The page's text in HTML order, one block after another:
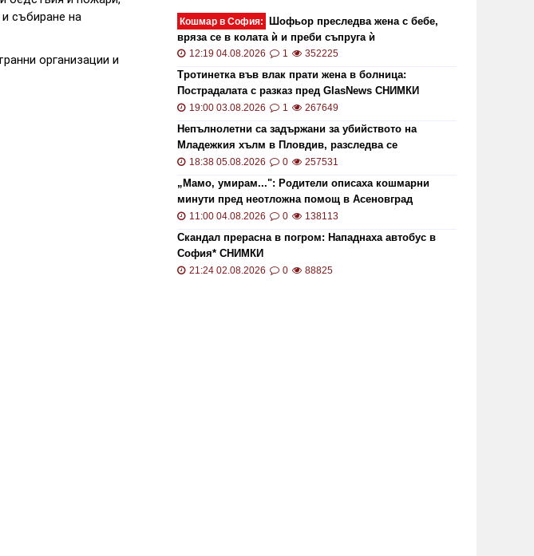
събиране на
организации и
Кошмар в София:
Шофьор преследва жена с бебе,
вряза се в колата ѝ и преби съпруга ѝ
12:19 04.08.2026 1 352225
Тротинетка във влак прати жена в болница:
Пострадалата с разказ пред GlasNews СНИМКИ
19:00 03.08.2026 1 267649
Непълнолетни са задържани за убийството на
Младежкия хълм в Пловдив, разследва се
хомофобски мотив
18:38 05.08.2026 0 257531
„Мамо, умирам...": Родители описаха кошмарни
минути пред неотложна помощ в Асеновград
11:00 04.08.2026 0 138113
Скандал прерасна в погром: Нападнаха автобус в
София* СНИМКИ
21:24 02.08.2026 0 88825